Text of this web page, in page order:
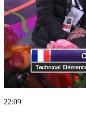
22:09